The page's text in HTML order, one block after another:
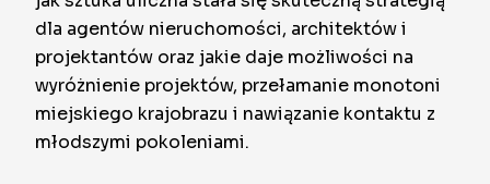
dla agentów nieruchomości, architektów i
projektantów oraz jakie daje możliwości na
wyróżnienie projektów, przełamanie monotoni
miejskiego krajobrazu i nawiązanie kontaktu z
młodszymi pokoleniami.